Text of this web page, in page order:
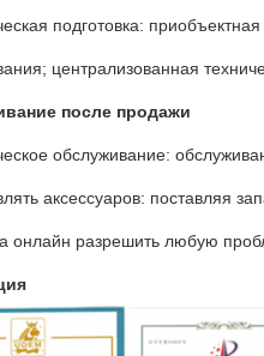
подготовка:
централизованная
после продажи
обслуживание:
аксессуаров: поставляя
онлайн разрешить любую